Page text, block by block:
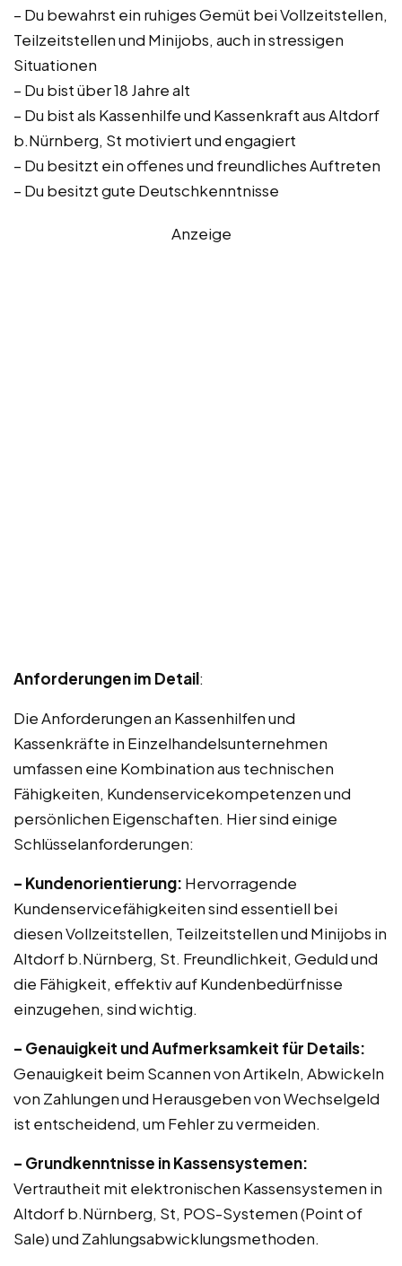
– Du bewahrst ein ruhiges Gemüt bei Vollzeitstellen,
Teilzeitstellen und Minijobs, auch in stressigen
Situationen
– Du bist über 18 Jahre alt
– Du bist als Kassenhilfe und Kassenkraft aus Altdorf
b.Nürnberg, St motiviert und engagiert
– Du besitzt ein offenes und freundliches Auftreten
– Du besitzt gute Deutschkenntnisse
Anzeige
Anforderungen im Detail:
Die Anforderungen an Kassenhilfen und
Kassenkräfte in Einzelhandelsunternehmen
umfassen eine Kombination aus technischen
Fähigkeiten, Kundenservicekompetenzen und
persönlichen Eigenschaften. Hier sind einige
Schlüsselanforderungen:
– Kundenorientierung: Hervorragende
Kundenservicefähigkeiten sind essentiell bei
diesen Vollzeitstellen, Teilzeitstellen und Minijobs in
Altdorf b.Nürnberg, St. Freundlichkeit, Geduld und
die Fähigkeit, effektiv auf Kundenbedürfnisse
einzugehen, sind wichtig.
– Genauigkeit und Aufmerksamkeit für Details:
Genauigkeit beim Scannen von Artikeln, Abwickeln
von Zahlungen und Herausgeben von Wechselgeld
ist entscheidend, um Fehler zu vermeiden.
– Grundkenntnisse in Kassensystemen:
Vertrautheit mit elektronischen Kassensystemen in
Altdorf b.Nürnberg, St, POS-Systemen (Point of
Sale) und Zahlungsabwicklungsmethoden.